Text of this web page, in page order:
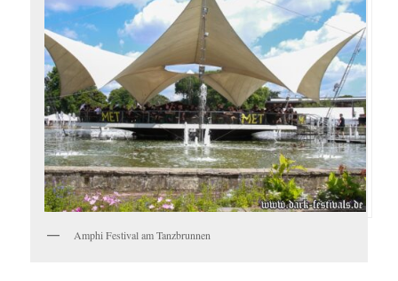
Amphi Festival am Tanzbrunnen